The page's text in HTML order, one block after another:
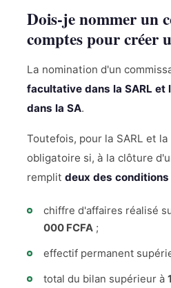
Dois-je nommer un
comptes pour créer
La nomination d'un
facultative dans la SARL et
dans la SA.
Toutefois, pour la SARL et
obligatoire si, à la clôture
remplit deux des
chiffre d'affaires réalisé
000 FCFA ;
effectif permanent
total du bilan supérieur à